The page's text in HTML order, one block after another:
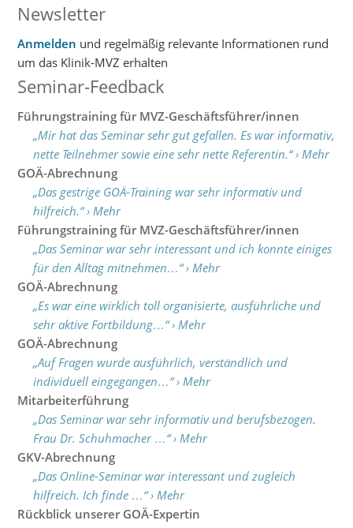
Newsletter
Anmelden und regelmäßig relevante Informationen rund
um das Klinik-MVZ erhalten
Seminar-Feedback
Führungstraining für MVZ-Geschäftsführer/innen
„Mir hat das Seminar sehr gut gefallen. Es war informativ,
nette Teilnehmer sowie eine sehr nette Referentin.“ › Mehr
GOÄ-Abrechnung
„Das gestrige GOÄ-Training war sehr informativ und
hilfreich.“ › Mehr
Führungstraining für MVZ-Geschäftsführer/innen
„Das Seminar war sehr interessant und ich konnte einiges
für den Alltag mitnehmen…“ › Mehr
GOÄ-Abrechnung
„Es war eine wirklich toll organisierte, ausführliche und
sehr aktive Fortbildung…“ › Mehr
GOÄ-Abrechnung
„Auf Fragen wurde ausführlich, verständlich und
individuell eingegangen…“ › Mehr
Mitarbeiterführung
„Das Seminar war sehr informativ und berufsbezogen.
Frau Dr. Schuhmacher …“ › Mehr
GKV-Abrechnung
„Das Online-Seminar war interessant und zugleich
hilfreich. Ich finde …“ › Mehr
Rückblick unserer GOÄ-Expertin